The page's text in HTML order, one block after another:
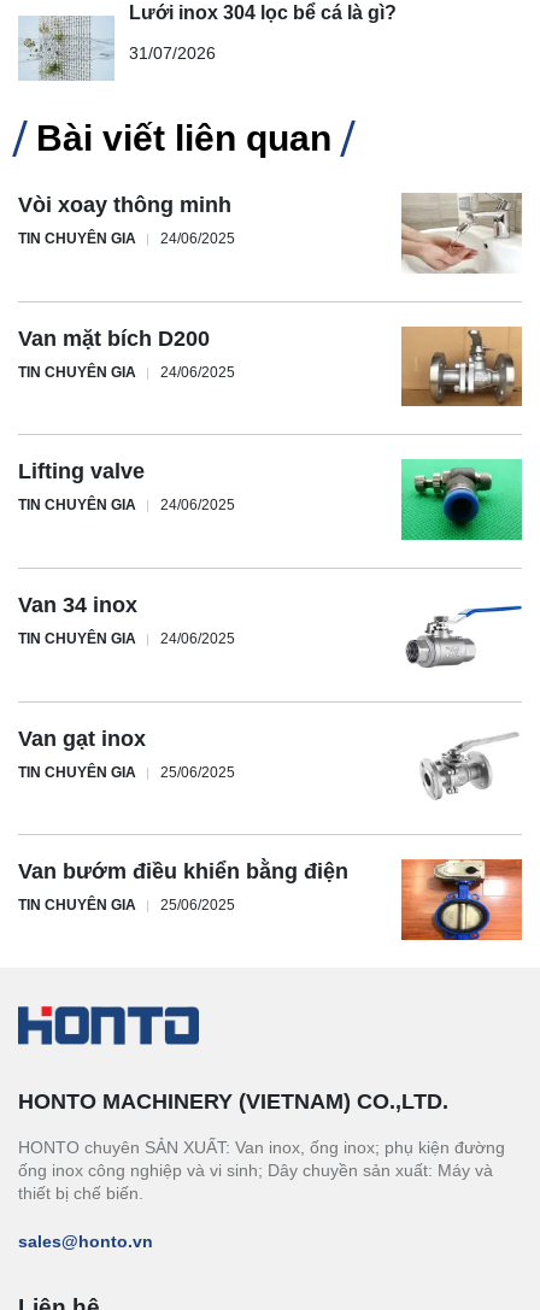
Lưới inox 304 lọc bể cá là gì?
31/07/2026
Bài viết liên quan
Vòi xoay thông minh
TIN CHUYÊN GIA 24/06/2025
Van mặt bích D200
TIN CHUYÊN GIA 24/06/2025
Lifting valve
TIN CHUYÊN GIA 24/06/2025
Van 34 inox
TIN CHUYÊN GIA 24/06/2025
Van gạt inox
TIN CHUYÊN GIA 25/06/2025
Van bướm điều khiển bằng điện
TIN CHUYÊN GIA 25/06/2025
HONTO MACHINERY (VIETNAM) CO.,LTD.
HONTO chuyên SẢN XUẤT: Van inox, ống inox; phụ kiện đường
ống inox công nghiệp và vi sinh; Dây chuyền sản xuất: Máy và
thiết bị chế biến.
sales@honto.vn